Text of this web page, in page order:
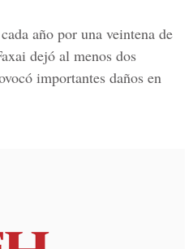
año por una veintena de
dejó al menos dos
importantes daños en